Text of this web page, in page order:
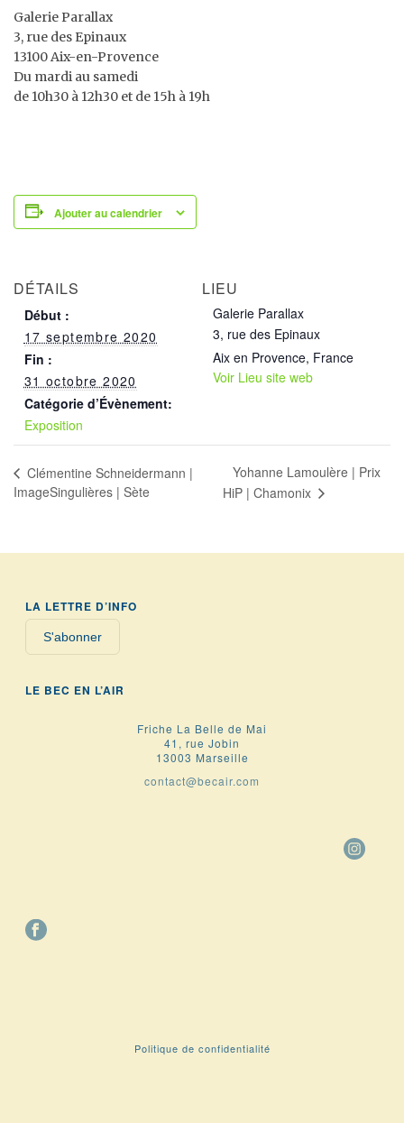
Galerie Parallax
3, rue des Epinaux
13100 Aix-en-Provence
Du mardi au samedi
de 10h30 à 12h30 et de 15h à 19h
Ajouter au calendrier
DÉTAILS
Début :
17 septembre 2020
Fin :
31 octobre 2020
Catégorie d’Évènement:
Exposition
LIEU
Galerie Parallax
3, rue des Epinaux
Aix en Provence, France
Voir Lieu site web
Clémentine Schneidermann |
ImageSingulières | Sète
Yohanne Lamoulère | Prix
HiP | Chamonix
LA LETTRE D’INFO
S'abonner
LE BEC EN L’AIR
Friche La Belle de Mai
41, rue Jobin
13003 Marseille
contact@becair.com
Politique de confidentialité